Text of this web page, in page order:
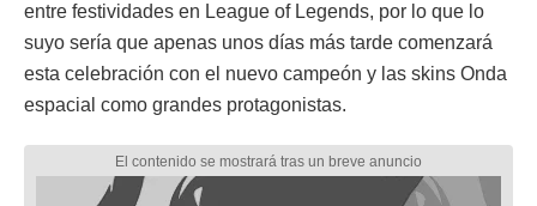
entre festividades en League of Legends, por lo que lo
suyo sería que apenas unos días más tarde comenzará
esta celebración con el nuevo campeón y las skins Onda
espacial como grandes protagonistas.